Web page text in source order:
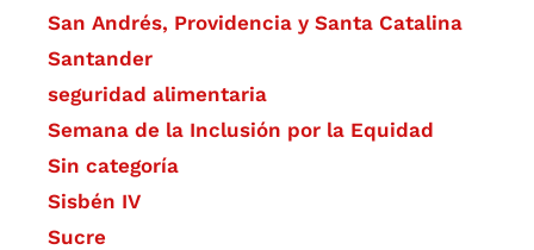
San Andrés, Providencia y Santa Catalina
Santander
seguridad alimentaria
Semana de la Inclusión por la Equidad
Sin categoría
Sisbén IV
Sucre